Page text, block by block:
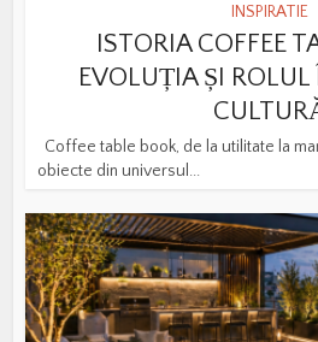
INSPIRATIE
ISTORIA COFFEE
EVOLUȚIA ȘI ROLUL
Coffee table book, de la utilitate la
obiecte din universul...